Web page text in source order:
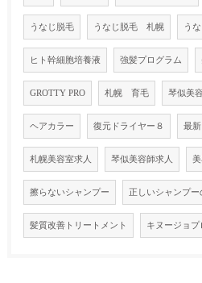
うなじ脱毛 うなじ脱毛 札幌 う
ヒト幹細胞培養液 強髪プログラム
GROTTY PRO 札幌 育毛 琴似美
ヘアカラー 復元ドライヤー８ 最
札幌美容室求人 琴似美容師求人
擦らないシャンプー 正しいシャンプー
髪質改善トリートメント キヌージョプ